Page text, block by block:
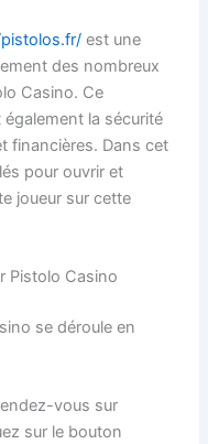
est une
des nombreux
Casino. Ce
la sécurité
financières. Dans cet
pour ouvrir et
joueur sur cette
Pistolo Casino
se déroule en
vous sur
sur le bouton